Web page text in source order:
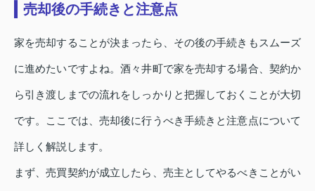
売却後の手続きと注意点
家を売却することが決まったら、その後の手続きもスムーズ
に進めたいですよね。酒々井町で家を売却する場合、契約か
ら引き渡しまでの流れをしっかりと把握しておくことが大切
です。ここでは、売却後に行うべき手続きと注意点について
詳しく解説します。
まず、売買契約が成立したら、売主としてやるべきことがい